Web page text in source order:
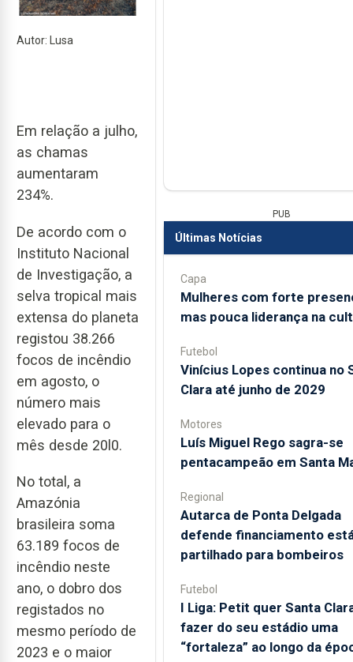
Autor: Lusa
Em relação a julho,
as chamas
aumentaram
234%.
De acordo com o
Instituto Nacional
de Investigação, a
selva tropical mais
extensa do planeta
registou 38.266
focos de incêndio
em agosto, o
número mais
elevado para o
mês desde 20l0.
No total, a
Amazónia
brasileira soma
63.189 focos de
incêndio neste
ano, o dobro dos
registados no
mesmo período de
2023 e o maior
PUB
Últimas Notícias
Capa
Mulheres com forte
mas pouca liderança na
Futebol
Vinícius Lopes continua no
Clara até junho de 2029
Motores
Luís Miguel Rego sagra-se
pentacampeão em Santa
Regional
Autarca de Ponta Delgada
defende financiamento
partilhado para bombeiros
Futebol
I Liga: Petit quer Santa
fazer do seu estádio uma
“fortaleza” ao longo da